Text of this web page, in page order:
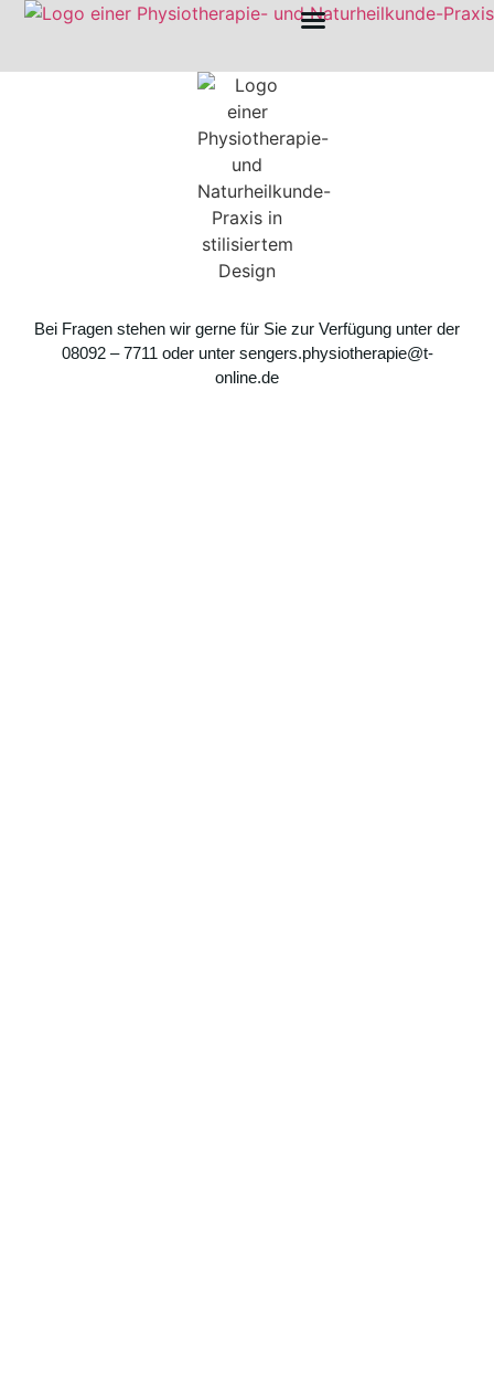
Bei Fragen stehen wir gerne für Sie zur Verfügung unter der
08092 – 7711 oder unter sengers.physiotherapie@t-
online.de